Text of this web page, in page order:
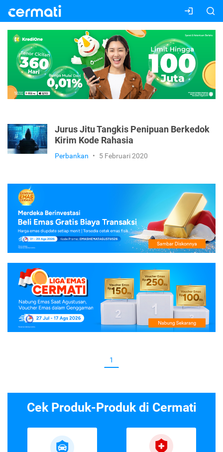
Jurus Jitu Tangkis Penipuan Berkedok
Kirim Kode Rahasia
Perbankan • 5 Februari 2020
1
Cek Produk-Produk di Cermati